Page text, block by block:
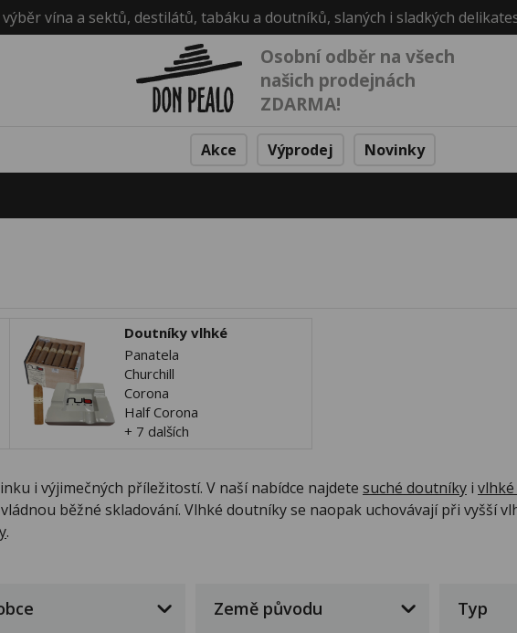
výběr vína a sektů, destilátů, tabáku a doutníků, slaných i sladkých
Osobní odběr na všech
našich prodejnách
ZDARMA!
Akce Výprodej Novinky
Doutníky vlhké
Panatela
Churchill
Corona
Half Corona
+ 7 dalších
i výjimečných příležitostí. V naší nabídce najdete suché doutníky i
běžné skladování. Vlhké doutníky se naopak uchovávají při vyšší
.
Země původu Typ